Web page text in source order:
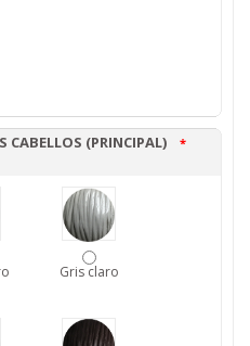
CABELLOS (PRINCIPAL) *
Gris claro